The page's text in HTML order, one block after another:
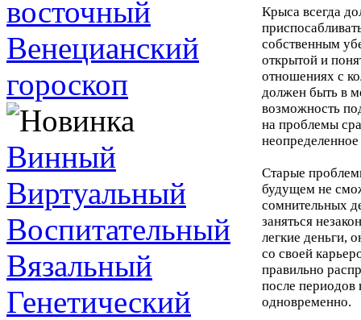
восточный
Венецианский
гороскоп
Винный
Виртуальный
Воспитательный
Вязальный
Генетический
Крыса всегда
собственным
открытой и
отношениях с
должен быть в
возможность
на проблемы
Старые
будущем не
сомнительных
заняться
легкие деньги,
со своей
правильно
после периодов
одновременно.